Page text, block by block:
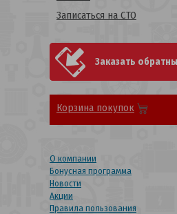
Записаться на СТО
Заказать
Корзина покупок
О компании
Бонусная программа
Новости
Акции
Правила пользования